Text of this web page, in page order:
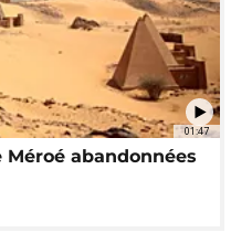
01:47
abandonnées